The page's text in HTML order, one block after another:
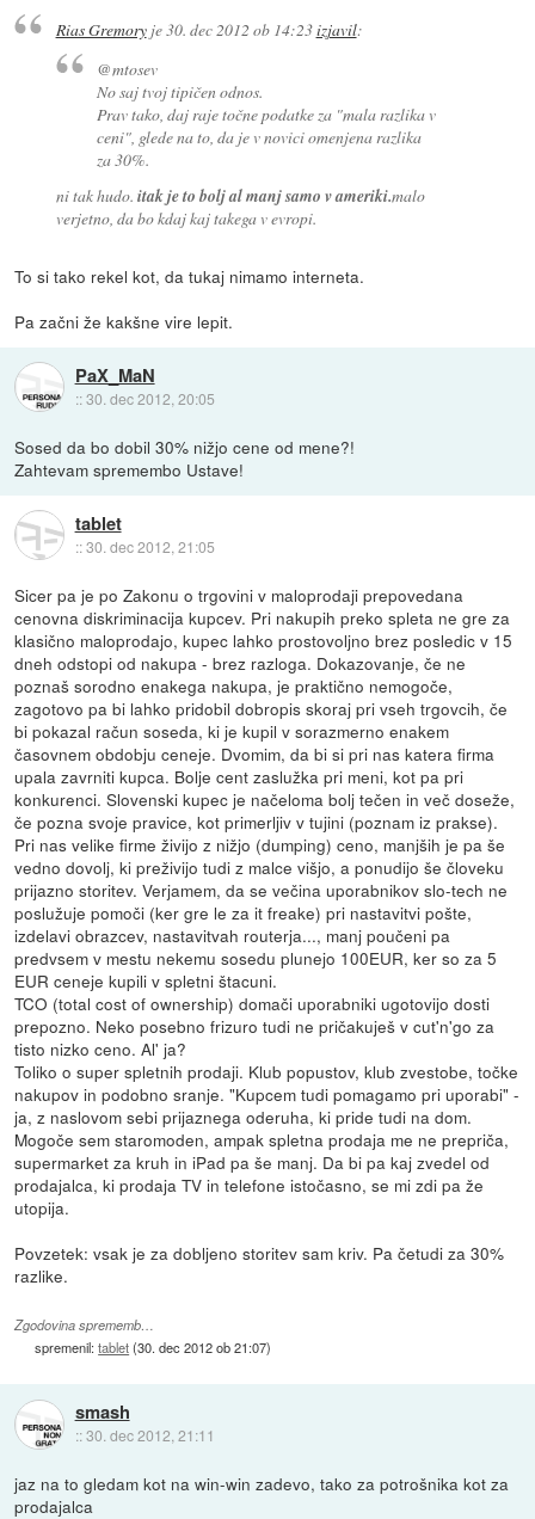
Rias Gremoryje30. dec 2012 ob 14:23izjavil:
@mtosev
No saj tvoj tipičen odnos.
Prav tako, daj raje točne podatke za "mala razlika v
ceni", glede na to, da je v novici omenjena razlika
za 30%.
ni tak hudo. itak je to bolj al manj samo v ameriki.malo
verjetno, da bo kdaj kaj takega v evropi.
To si tako rekel kot, da tukaj nimamo interneta.
Pa začni že kakšne vire lepit.
PaX_MaN
::30. dec 2012, 20:05
Sosed da bo dobil 30% nižjo cene od mene?!
Zahtevam spremembo Ustave!
tablet
::30. dec 2012, 21:05
Sicer pa je po Zakonu o trgovini v maloprodaji prepovedana
cenovna diskriminacija kupcev. Pri nakupih preko spleta ne gre za
klasično maloprodajo, kupec lahko prostovoljno brez posledic v 15
dneh odstopi od nakupa - brez razloga. Dokazovanje, če ne
poznaš sorodno enakega nakupa, je praktično nemogoče,
zagotovo pa bi lahko pridobil dobropis skoraj pri vseh trgovcih, če
bi pokazal račun soseda, ki je kupil v sorazmerno enakem
časovnem obdobju ceneje. Dvomim, da bi si pri nas katera firma
upala zavrniti kupca. Bolje cent zaslužka pri meni, kot pa pri
konkurenci. Slovenski kupec je načeloma bolj tečen in več doseže,
če pozna svoje pravice, kot primerljiv v tujini (poznam iz prakse).
Pri nas velike firme živijo z nižjo (dumping) ceno, manjših je pa še
vedno dovolj, ki preživijo tudi z malce višjo, a ponudijo še človeku
prijazno storitev. Verjamem, da se večina uporabnikov slo-tech ne
poslužuje pomoči (ker gre le za it freake) pri nastavitvi pošte,
izdelavi obrazcev, nastavitvah routerja..., manj poučeni pa
predvsem v mestu nekemu sosedu plunejo 100EUR, ker so za 5
EUR ceneje kupili v spletni štacuni.
TCO (total cost of ownership) domači uporabniki ugotovijo dosti
prepozno. Neko posebno frizuro tudi ne pričakuješ v cut'n'go za
tisto nizko ceno. Al' ja?
Toliko o super spletnih prodaji. Klub popustov, klub zvestobe, točke
nakupov in podobno sranje. "Kupcem tudi pomagamo pri uporabi" -
ja, z naslovom sebi prijaznega oderuha, ki pride tudi na dom.
Mogoče sem staromoden, ampak spletna prodaja me ne prepriča,
supermarket za kruh in iPad pa še manj. Da bi pa kaj zvedel od
prodajalca, ki prodaja TV in telefone istočasno, se mi zdi pa že
utopija.
Povzetek: vsak je za dobljeno storitev sam kriv. Pa četudi za 30%
razlike.
Zgodovina sprememb…
spremenil:tablet(30. dec 2012 ob 21:07)
smash
::30. dec 2012, 21:11
jaz na to gledam kot na win-win zadevo, tako za potrošnika kot za
prodajalca